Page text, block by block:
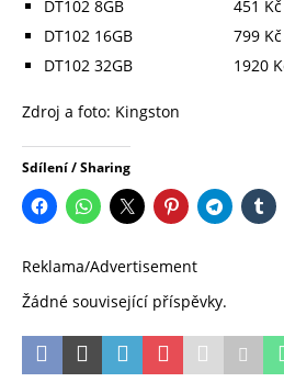
DT102 8GB 451 Kč s
DT102 16GB 799 Kč s
DT102 32GB 1920 Kč
Zdroj a foto: Kingston
Sdílení / Sharing
Reklama/Advertisement
Žádné související příspěvky.